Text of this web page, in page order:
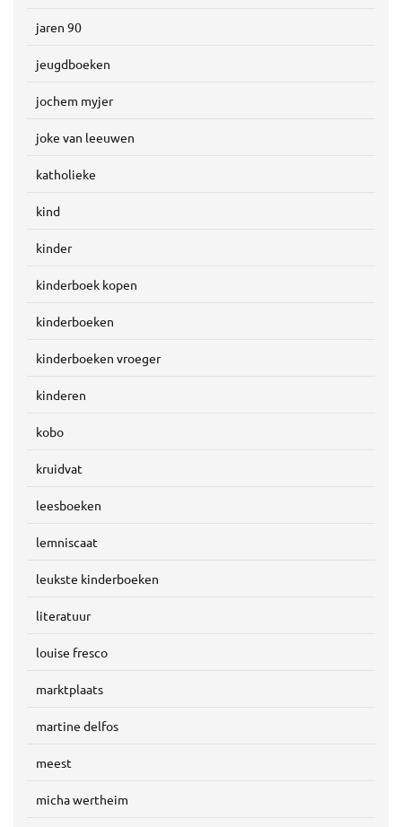
jaren 90
jeugdboeken
jochem myjer
joke van leeuwen
katholieke
kind
kinder
kinderboek kopen
kinderboeken
kinderboeken vroeger
kinderen
kobo
kruidvat
leesboeken
lemniscaat
leukste kinderboeken
literatuur
louise fresco
marktplaats
martine delfos
meest
micha wertheim